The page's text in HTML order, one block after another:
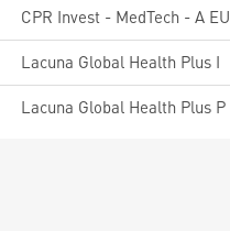
CPR Invest - MedTech - A
Lacuna Global Health Plus I
Lacuna Global Health Plus P